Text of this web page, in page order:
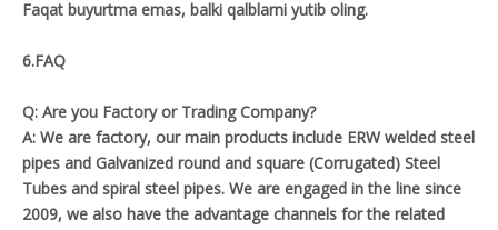
Faqat buyurtma emas, balki qalblarni yutib oling.
6.FAQ
Q: Are you Factory or Trading Company?
A: We are factory, our main products include ERW welded steel
pipes and Galvanized round and square (Corrugated) Steel
Tubes and spiral steel pipes. We are engaged in the line since
2009, we also have the advantage channels for the related